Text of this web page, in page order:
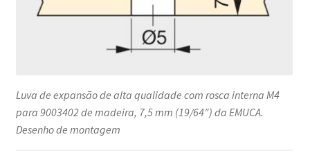
Luva de expansão de alta qualidade com rosca interna M4
para 9003402 de madeira, 7,5 mm (19/64″) da EMUCA.
Desenho de montagem